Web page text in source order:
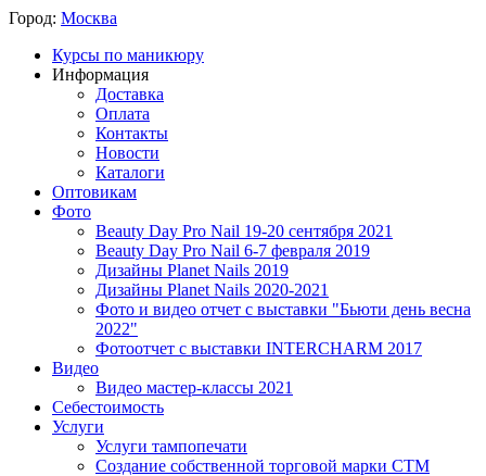
Город: Москва
Курсы по маникюру
Информация
Доставка
Оплата
Контакты
Новости
Каталоги
Оптовикам
Фото
Beauty Day Pro Nail 19-20 сентября 2021
Beauty Day Pro Nail 6-7 февраля 2019
Дизайны Planet Nails 2019
Дизайны Planet Nails 2020-2021
Фото и видео отчет с выставки "Бьюти день весна
2022"
Фотоотчет с выставки INTERCHARM 2017
Видео
Видео мастер-классы 2021
Себестоимость
Услуги
Услуги тампопечати
Создание собственной торговой марки СТМ